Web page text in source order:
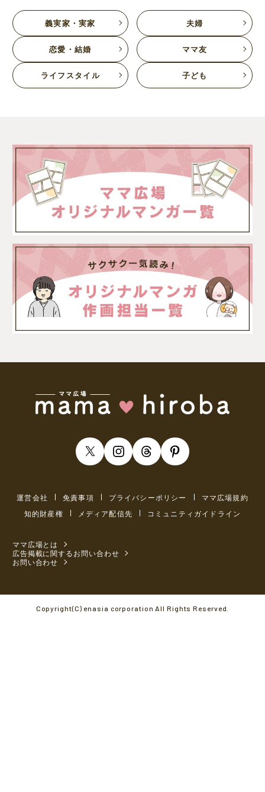
義実家・実家 夫婦
恋愛・結婚 ママ友
ライフスタイル 子ども
運営会社 免責事項 プライバシーポリシー
ママ広場規約
知的財産権
メディア配信先 コミュニティガイドライン
ママ広場とは
広告掲載に関するお問い合わせ
お問い合わせ
Copyright(C) enasia corporation All Rights Reserved.